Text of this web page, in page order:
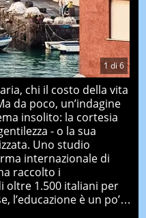
1di6
chi il costo della vita
da poco, un’indagine
insolito: la cortesia
- o la sua
Uno studio
internazionale di
raccolto i
1.500 italiani per
l’educazione è un po’…